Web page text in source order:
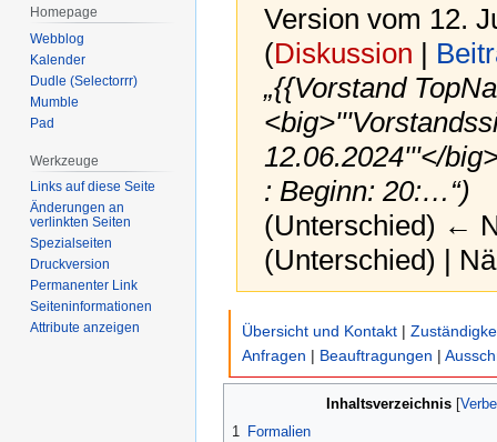
Version vom 12.
(Diskussion |
„{{Vorstand
12.06.2024'''</
: Beginn: 20:…“)
(Unterschied) ←
(Unterschied) |
Zur
springen
Zur
springen
Übersicht und Kontakt |
Anfragen | Beauftragungen |
Inhaltsverzeichnis
1 Formalien
Homepage
Webblog
Kalender
Dudle (Selectorrr)
Mumble
Pad
Werkzeuge
Links auf diese Seite
Änderungen an
verlinkten Seiten
Spezialseiten
Druckversion
Permanenter Link
Seiten­­informationen
Attribute anzeigen